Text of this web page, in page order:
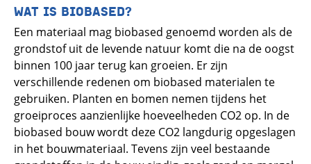
WAT IS BIOBASED?
Een materiaal mag biobased genoemd worden als de
grondstof uit de levende natuur komt die na de oogst
binnen 100 jaar terug kan groeien. Er zijn
verschillende redenen om biobased materialen te
gebruiken. Planten en bomen nemen tijdens het
groeiproces aanzienlijke hoeveelheden CO2 op. In de
biobased bouw wordt deze CO2 langdurig opgeslagen
in het bouwmateriaal. Tevens zijn veel bestaande